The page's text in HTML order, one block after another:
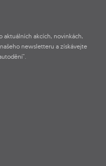
aktuálních akcích, novinkách,
newsletteru a získávejte